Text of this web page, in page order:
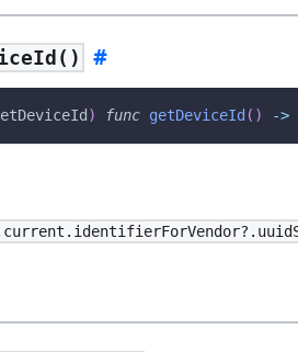
) func getDeviceId ( ) ->